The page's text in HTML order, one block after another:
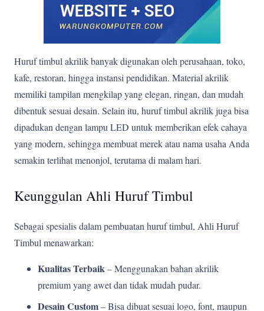
Huruf timbul akrilik banyak digunakan oleh perusahaan, toko,
kafe, restoran, hingga instansi pendidikan. Material akrilik
memiliki tampilan mengkilap yang elegan, ringan, dan mudah
dibentuk sesuai desain. Selain itu, huruf timbul akrilik juga bisa
dipadukan dengan lampu LED untuk memberikan efek cahaya
yang modern, sehingga membuat merek atau nama usaha Anda
semakin terlihat menonjol, terutama di malam hari.
Keunggulan Ahli Huruf Timbul
Sebagai spesialis dalam pembuatan huruf timbul, Ahli Huruf
Timbul menawarkan:
Kualitas Terbaik– Menggunakan bahan akrilik
premium yang awet dan tidak mudah pudar.
Desain Custom– Bisa dibuat sesuai logo, font, maupun